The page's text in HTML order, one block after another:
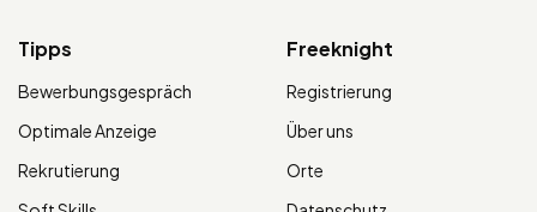
Tipps
Bewerbungsgespräch
Optimale Anzeige
Rekrutierung
Freeknight
Registrierung
Über uns
Orte